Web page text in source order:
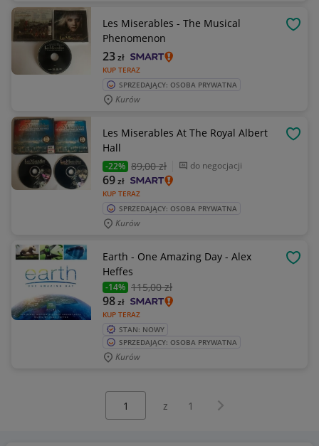
Les Miserables - The Musical
Phenomenon
KUP TERAZ
23zł
SPRZEDAJĄCY: OSOBA PRYWATNA
Kurów
Les Miserables At The Royal Albert
Hall
-22% 89,00 zł do negocjacji
KUP TERAZ
69zł
SPRZEDAJĄCY: OSOBA PRYWATNA
Kurów
Earth - One Amazing Day - Alex
Heffes
-14% 115,00 zł
KUP TERAZ
98zł
STAN: NOWY
SPRZEDAJĄCY: OSOBA PRYWATNA
Kurów
z 1 Następna strona